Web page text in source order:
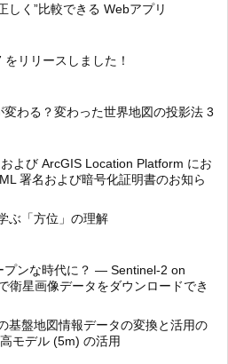
しく”比較できる Webアプリ
リリースしました！
変わる？変わった世界地図の投影法 3
よび ArcGIS Location Platform にお
署名および暗号化証明書のお知ら
ぶ「方位」の理解
プンな時代に？ ― Sentinel-2 on
衛星画像データをダウンロードでき
基盤地図情報データの変換と活用の
モデル (5m) の活用